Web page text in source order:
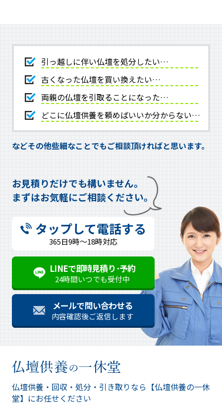
引っ越しに伴い仏壇を処分したい…
古くなった仏壇を買い換えたい…
両親の仏壇を引取ることになった…
どこに仏壇供養を頼めばいいか分からない…
などその他些細なことでもご相談頂ければと思います。
お見積りだけでも構いません。
まずはお気軽にご相談ください。
タップして電話する
365日9時～18時対応
LINEで即時見積り･予約
24時間いつでも受付中
メールで問い合わせる
内容確認後ご返信します
仏壇供養・回収・処分・引き取りなら 【仏壇供養の一休
堂】にお任せください